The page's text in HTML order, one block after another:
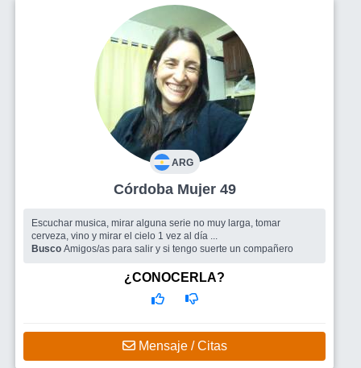
ARG
Córdoba Mujer 49
Escuchar musica, mirar alguna serie no muy larga, tomar
cerveza, vino y mirar el cielo 1 vez al día ...
Busco Amigos/as para salir y si tengo suerte un compañero
¿CONOCERLA?
Mensaje / Citas